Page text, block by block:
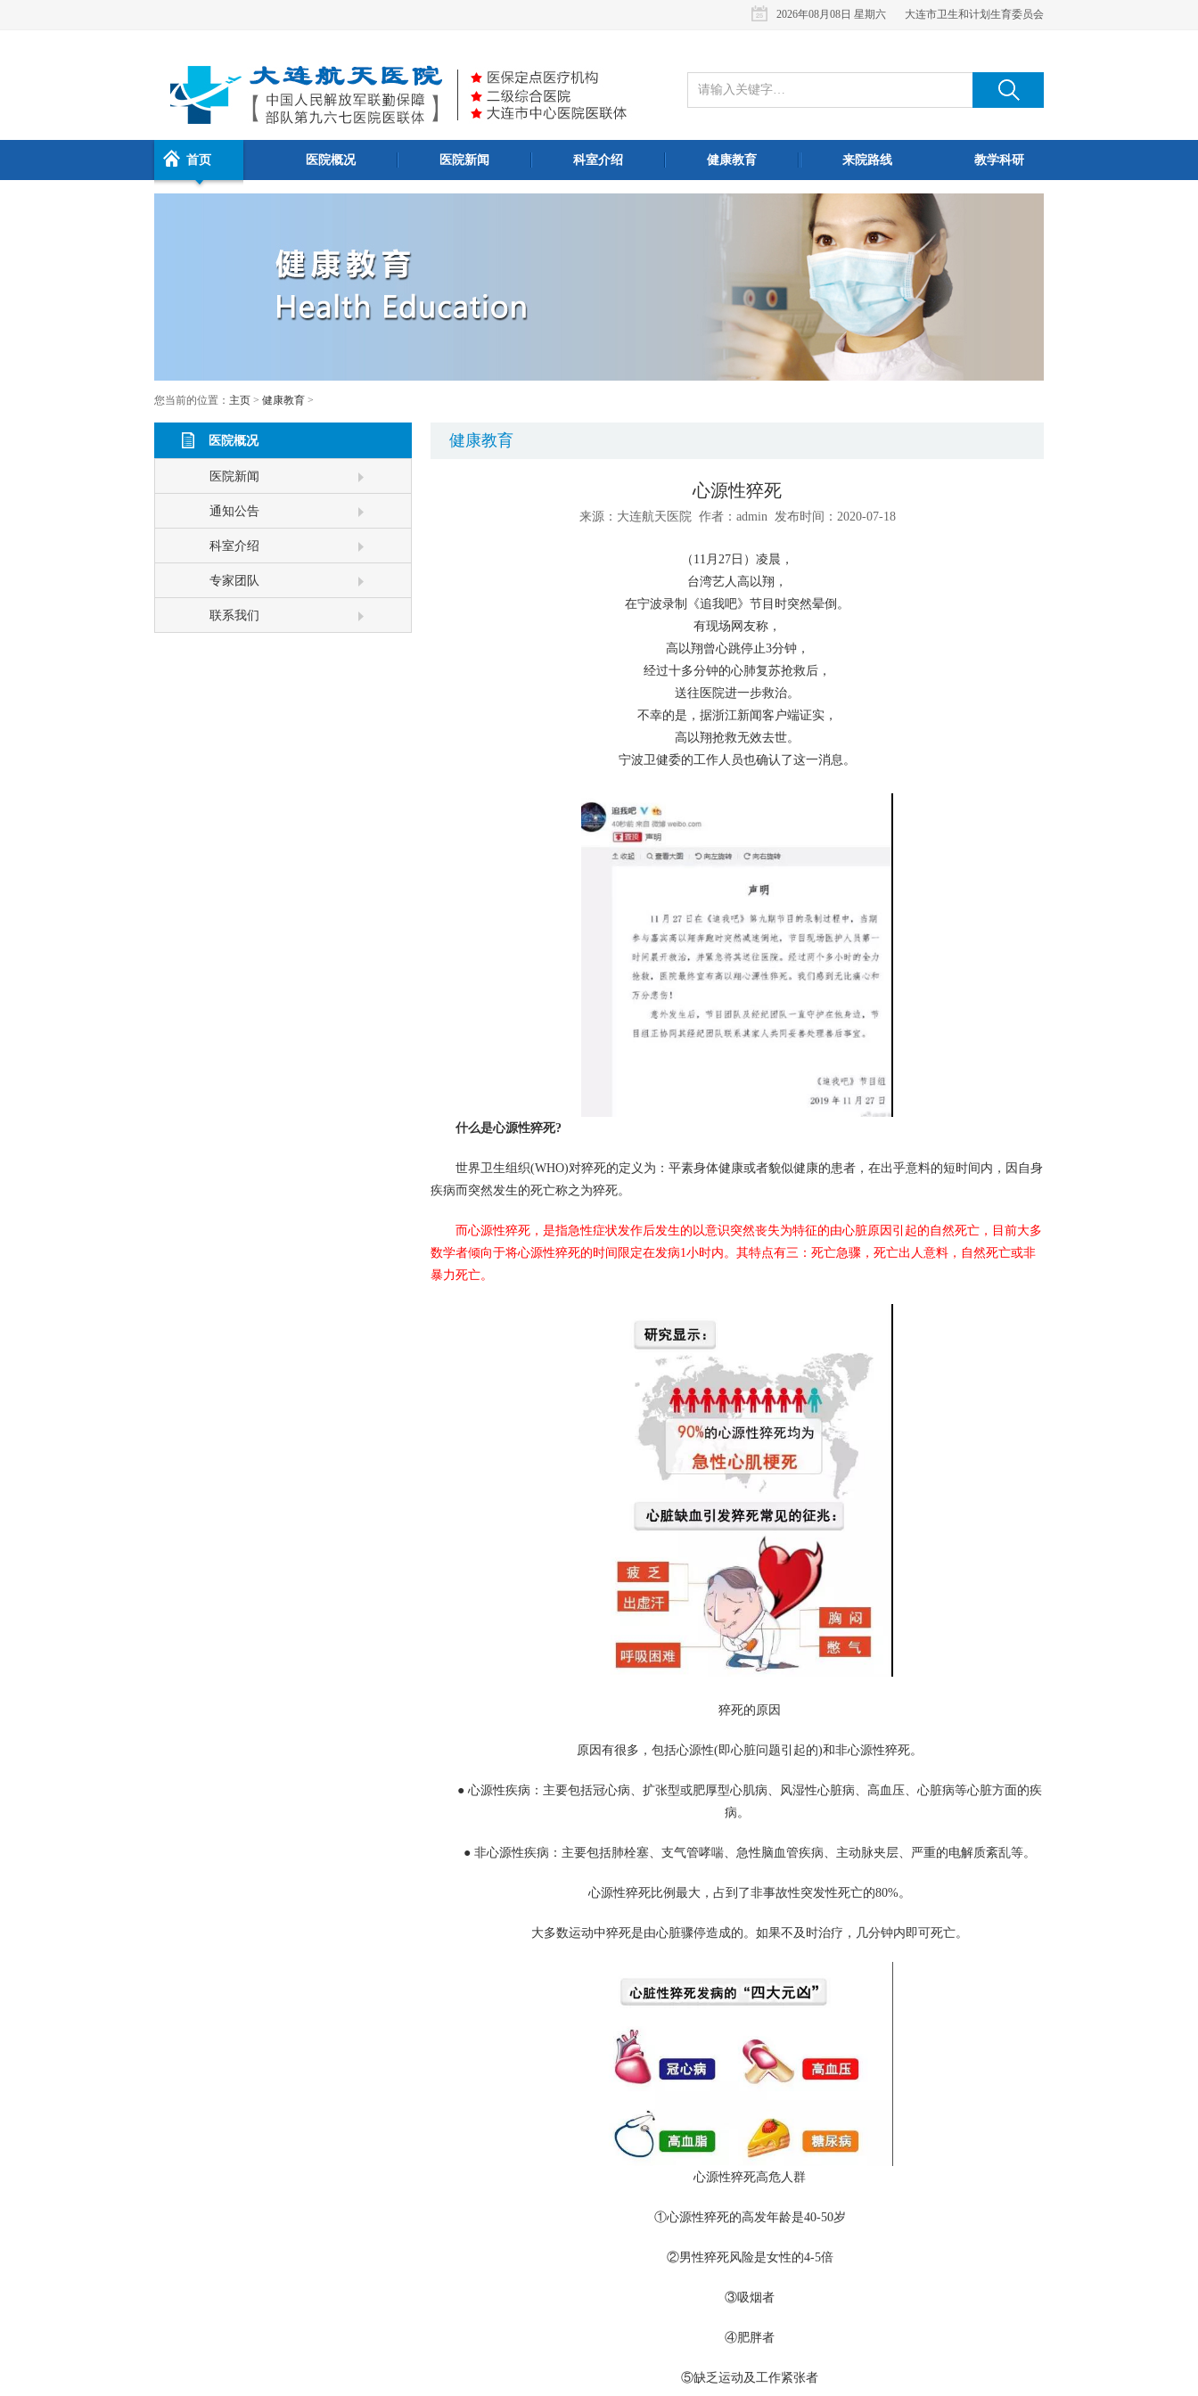
2026年08月08日 星期六 大连市卫生和计划生育委员会
首页 医院概况 医院新闻 科室介绍 健康教育 教学科研
来院路线
您当前的位置： 主页 > 健康教育 >
医院概况
医院新闻
通知公告
科室介绍
专家团队
联系我们
健康教育
心源性猝死
来源：大连航天医院 作者：admin 发布时间：2020-07-18
（11月27日）凌晨，
台湾艺人高以翔，
在宁波录制《追我吧》节目时突然晕倒。
有现场网友称，
高以翔曾心跳停止3分钟，
经过十多分钟的心肺复苏抢救后，
送往医院进一步救治。
不幸的是，据浙江新闻客户端证实，
高以翔抢救无效去世。
宁波卫健委的工作人员也确认了这一消息。
什么是心源性猝死?
世界卫生组织(WHO)对猝死的定义为：平素身体健康或者貌似健康的患者，在出乎意料的短时间内，因自身
疾病而突然发生的死亡称之为猝死。
而心源性猝死，是指急性症状发作后发生的以意识突然丧失为特征的由心脏原因引起的自然死亡，目前大多
数学者倾向于将心源性猝死的时间限定在发病1小时内。其特点有三：死亡急骤，死亡出人意料，自然死亡或非
暴力死亡。
猝死的原因
原因有很多，包括心源性(即心脏问题引起的)和非心源性猝死。
● 心源性疾病：主要包括冠心病、扩张型或肥厚型心肌病、风湿性心脏病、高血压、心脏病等心脏方面的疾
病。
● 非心源性疾病：主要包括肺栓塞、支气管哮喘、急性脑血管疾病、主动脉夹层、严重的电解质紊乱等。
心源性猝死比例最大，占到了非事故性突发性死亡的80%。
大多数运动中猝死是由心脏骤停造成的。如果不及时治疗，几分钟内即可死亡。
心源性猝死高危人群
①心源性猝死的高发年龄是40-50岁
②男性猝死风险是女性的4-5倍
③吸烟者
④肥胖者
⑤缺乏运动及工作紧张者